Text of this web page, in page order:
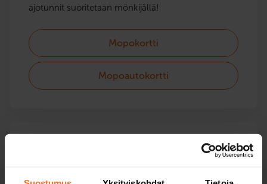
ajotunnit suoritetaan mönkijällä!
Mopokortti
Mopoautokortti